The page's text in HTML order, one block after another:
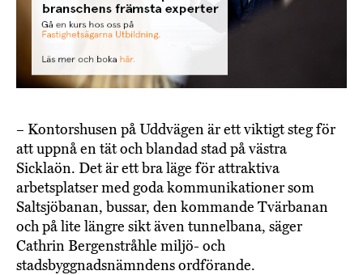
– Kontorshusen på Uddvägen är ett viktigt steg för
att uppnå en tät och blandad stad på västra
Sicklaön. Det är ett bra läge för attraktiva
arbetsplatser med goda kommunikationer som
Saltsjöbanan, bussar, den kommande Tvärbanan
och på lite längre sikt även tunnelbana, säger
Cathrin Bergenstråhle miljö- och
stadsbyggnadsnämndens ordförande.